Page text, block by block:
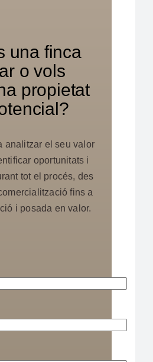
una finca
o vols
propietat
analitzar el seu valor
oportunitats i
tot el procés, des
fins a
i posada en valor.